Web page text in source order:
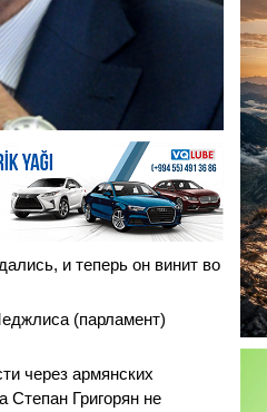
и теперь он винит во
(парламент)
через армянских
Степан Григорян не